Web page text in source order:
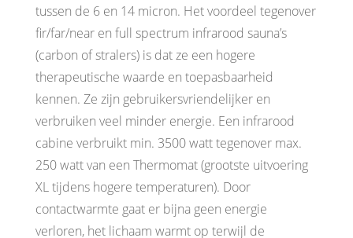
tussen de 6 en 14 micron. Het voordeel tegenover
fir/far/near en full spectrum infrarood sauna’s
(carbon of stralers) is dat ze een hogere
therapeutische waarde en toepasbaarheid
kennen. Ze zijn gebruikersvriendelijker en
verbruiken veel minder energie. Een infrarood
cabine verbruikt min. 3500 watt tegenover max.
250 watt van een Thermomat (grootste uitvoering
XL tijdens hogere temperaturen). Door
contactwarmte gaat er bijna geen energie
verloren, het lichaam warmt op terwijl de